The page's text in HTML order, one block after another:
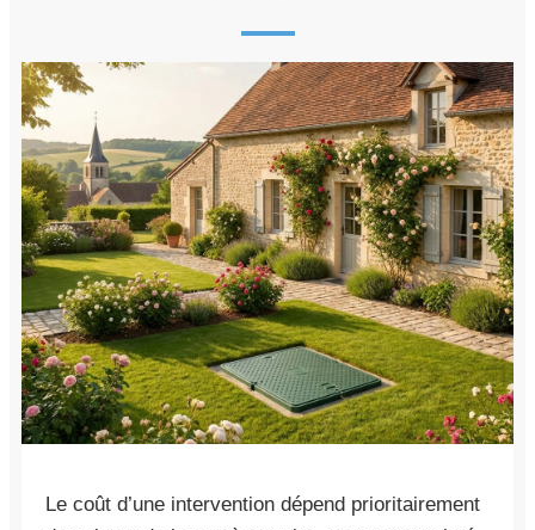
Le coût d’une intervention dépend prioritairement